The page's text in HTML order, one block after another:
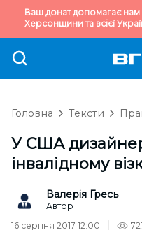
Ваш донат допомагає
Херсонщини та всієї
Головна Тексти
У США
інвалідному
Валерія Гресь
Автор
16 серпня 2017 12:00